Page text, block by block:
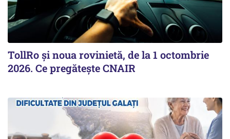
TollRo şi noua rovinietă, de la 1 octombrie
2026. Ce pregăteşte CNAIR